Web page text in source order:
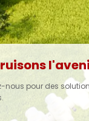
nous pour des